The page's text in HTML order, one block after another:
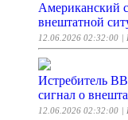
Американский
внештатной
12.06.2026 02:32:00
Истребитель
сигнал о
12.06.2026 02:32:00